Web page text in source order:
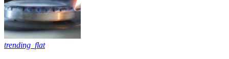
trending_flat